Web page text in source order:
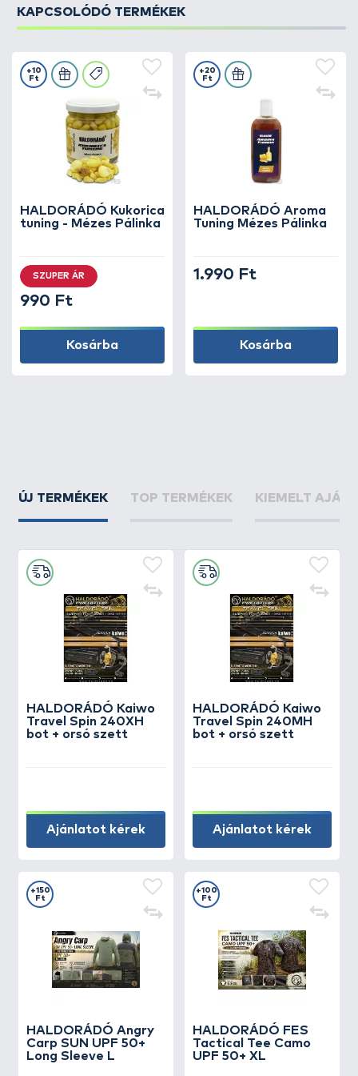
KAPCSOLÓDÓ TERMÉKEK
HALDORÁDÓ Kukorica
tuning - Mézes Pálinka
+10
Ft
SZUPER ÁR
990 Ft
Kosárba
HALDORÁDÓ Aroma
Tuning Mézes Pálinka
+20
Ft
1.990 Ft
Kosárba
ÚJ TERMÉKEK TOP TERMÉKEK KIEMELT
HALDORÁDÓ Kaiwo
Travel Spin 240XH
bot + orsó szett
Ajánlatot kérek
HALDORÁDÓ Kaiwo
Travel Spin 240MH
bot + orsó szett
Ajánlatot kérek
HALDORÁDÓ Angry
Carp SUN UPF 50+
Long Sleeve L
+150
Ft
HALDORÁDÓ FES
Tactical Tee Camo
UPF 50+ XL
+100
Ft